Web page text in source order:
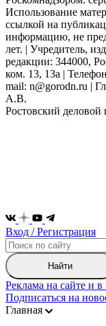
Использование
ссылкой на
информацию, не
лет. | Учредитель,
редакции: 344000,
ком. 13, 13а |
mail: n@gorodn.ru |
А.В.
Ростовский деловой
Вход / Регистрация
Найти
Реклама на сайте и в
Подписаться на
Главная